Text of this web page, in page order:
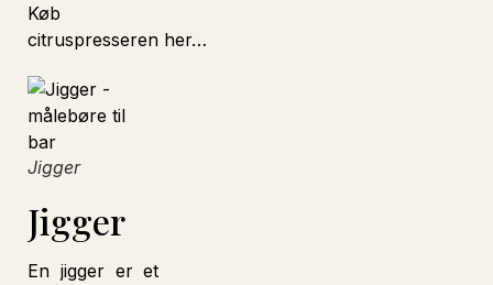
Køb
citruspresseren her…
Jigger
Jigger
En jigger er et